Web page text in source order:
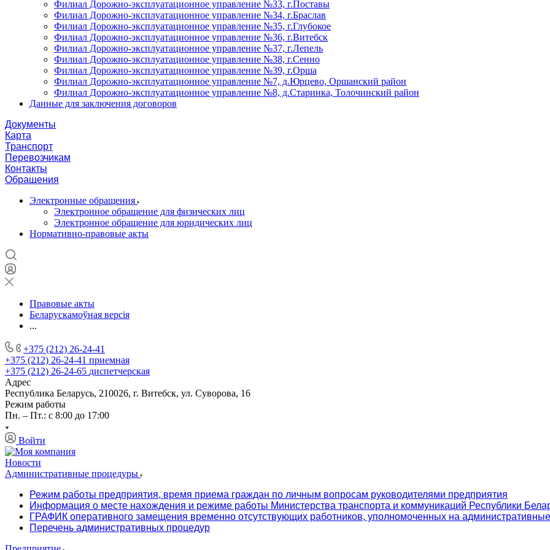
Филиал Дорожно-эксплуатационное управление №33, г.Поставы
Филиал Дорожно-эксплуатационное управление №34, г.Браслав
Филиал Дорожно-эксплуатационное управление №35, г.Глубокое
Филиал Дорожно-эксплуатационное управление №36, г.Витебск
Филиал Дорожно-эксплуатационное управление №37, г.Лепель
Филиал Дорожно-эксплуатационное управление №38, г.Сенно
Филиал Дорожно-эксплуатационное управление №39, г.Орша
Филиал Дорожно-эксплуатационное управление №7, д.Юрцево, Оршанский район
Филиал Дорожно-эксплуатационное управление №8, д.Старинка, Толочинский район
Данные для заключения договоров
Документы
Карта
Транспорт
Перевозчикам
Контакты
Обращения
Электронные обращения
Электронное обращение для физических лиц
Электронное обращение для юридических лиц
Нормативно-правовые акты
Правовые акты
Беларускамоўная версія
...
+375 (212) 26-24-41
+375 (212) 26-24-41 приемная
+375 (212) 26-24-65 диспетчерская
Адрес
Республика Беларусь, 210026, г. Витебск, ул. Суворова, 16
Режим работы
Пн. – Пт.: с 8:00 до 17:00
Войти
Новости
Административные процедуры
Режим работы предприятия, время приема граждан по личным вопросам руководителями предприятия
Информация о месте нахождения и режиме работы Министерства транспорта и коммуникаций Республики
ГРАФИК оперативного замещения временно отсутствующих работников, уполномоченных на
Перечень административных процедур